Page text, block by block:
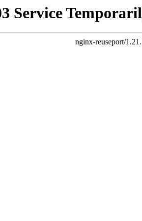
Service
nginx-reuseport/